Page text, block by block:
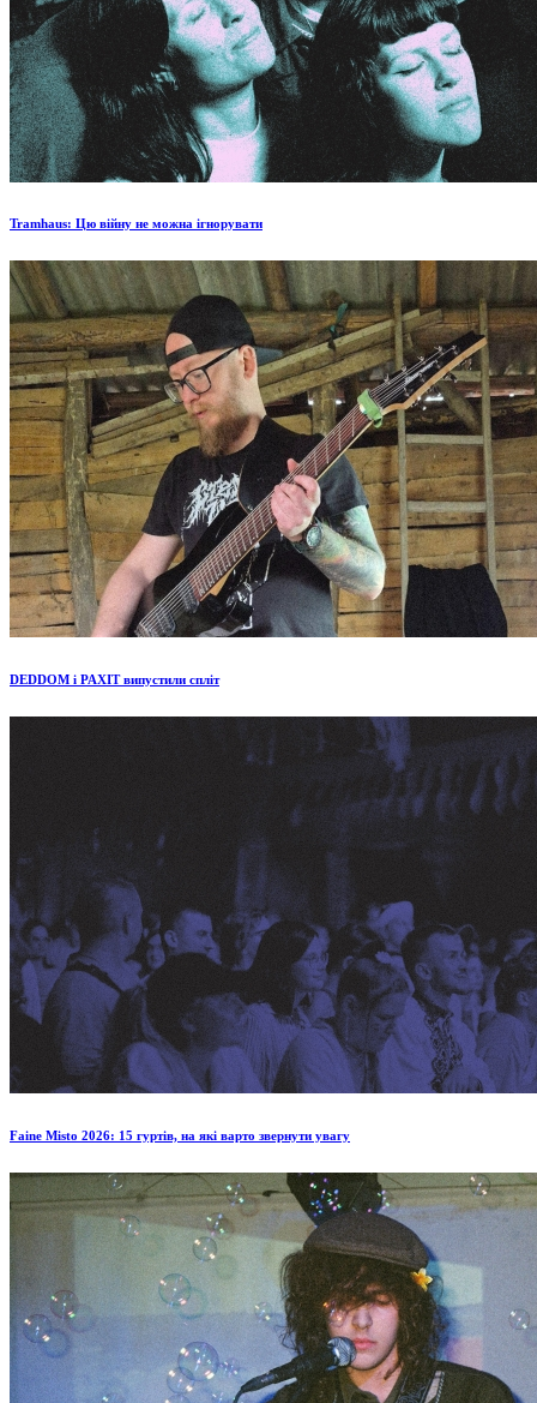
Tramhaus: Цю війну не можна ігнорувати
DEDDOM і PAXIT випустили спліт
Faine Misto 2026: 15 гуртів, на які варто звернути увагу